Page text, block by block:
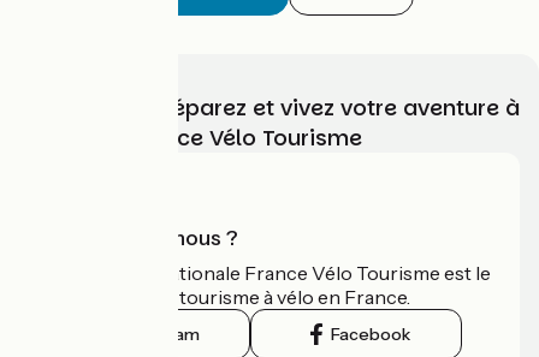
Choisissez, préparez et vivez votre aventure à
vélo avec France Vélo Tourisme
Qui sommes-nous ?
L'association nationale France Vélo Tourisme est le
guide officiel du tourisme à vélo en France.
Instagram Facebook